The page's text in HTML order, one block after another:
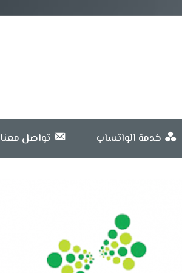
خدمة الواتساب تواصل معنا